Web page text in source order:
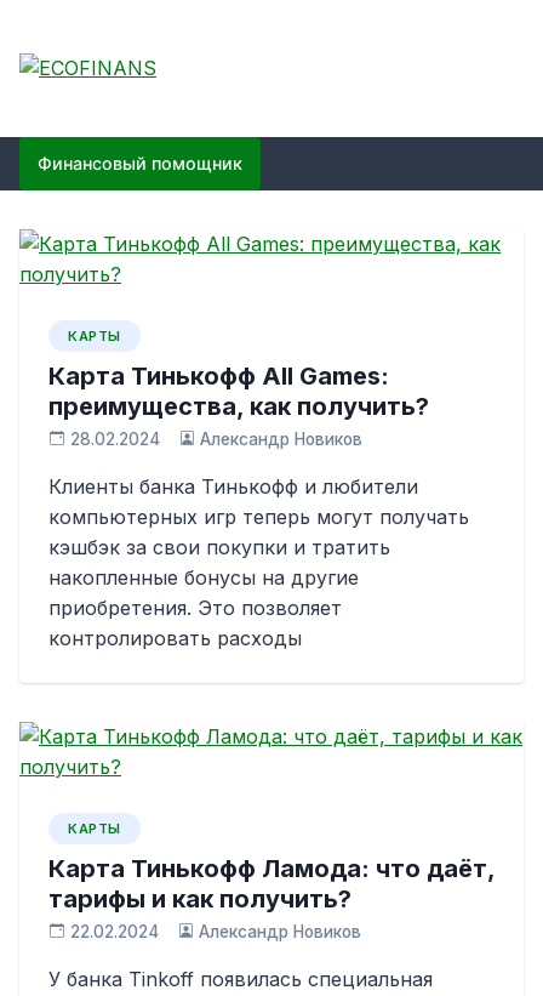
content
ECOFINANS
Финансовый помощник
КАРТЫ
Карта Тинькофф All Games:
преимущества, как получить?
28.02.2024 Александр Новиков
Клиенты банка Тинькофф и любители
компьютерных игр теперь могут получать
кэшбэк за свои покупки и тратить
накопленные бонусы на другие
приобретения. Это позволяет
контролировать расходы
КАРТЫ
Карта Тинькофф Ламода: что даёт,
тарифы и как получить?
22.02.2024 Александр Новиков
У банка Tinkoff появилась специальная